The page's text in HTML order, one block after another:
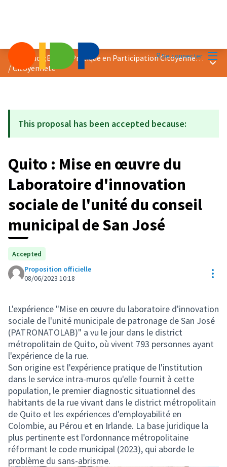
Se connecter
Prix &quot;Bonne Pratique en Participation Citoyenne&quot; 2023
/Citoyenneté
This proposal has been accepted because:
Quito : Mise en œuvre du
Laboratoire d'innovation
sociale de l'unité du conseil
municipal de San José
Accepted
Proposition officielle
08/06/2023 10:18
L'expérience "Mise en œuvre du laboratoire d'innovation
sociale de l'unité municipale de patronage de San José
(PATRONATOLAB)" a vu le jour dans le district
métropolitain de Quito, où vivent 793 personnes ayant
l'expérience de la rue.
Son origine est l'expérience pratique de l'institution
dans le service intra-muros qu'elle fournit à cette
population, le premier diagnostic situationnel des
habitants de la rue vivant dans le district métropolitain
de Quito et les expériences d'employabilité en
Colombie, au Pérou et en Irlande. La base juridique la
plus pertinente est l'ordonnance métropolitaine
réformant le code municipal (2023), qui aborde le
problème du sans-abrisme.